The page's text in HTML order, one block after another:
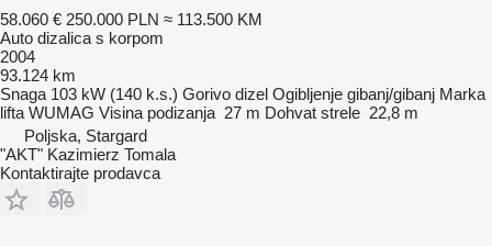
58.060 € 250.000 PLN ≈ 113.500 KM
Auto dizalica s korpom
2004
93.124 km
Snaga 103 kW (140 k.s.) Gorivo dizel Ogibljenje gibanj/gibanj Marka
lifta WUMAG Visina podizanja 27 m Dohvat strele 22,8 m
Poljska, Stargard
"AKT" Kazimierz Tomala
Kontaktirajte prodavca